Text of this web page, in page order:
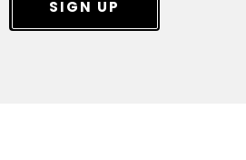
SIGN UP